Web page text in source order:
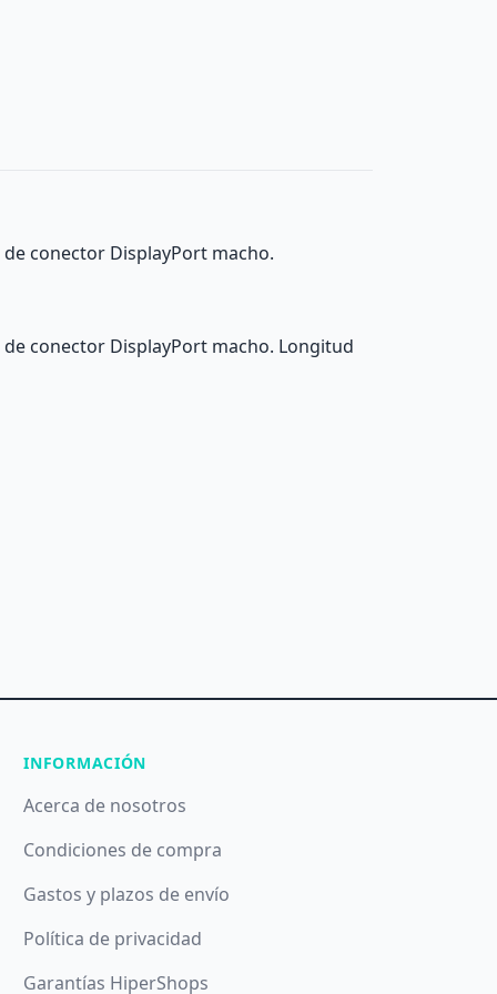
conector DisplayPort macho.
conector DisplayPort macho. Longitud
INFORMACIÓN
Acerca de nosotros
Condiciones de compra
Gastos y plazos de envío
Política de privacidad
Garantías HiperShops